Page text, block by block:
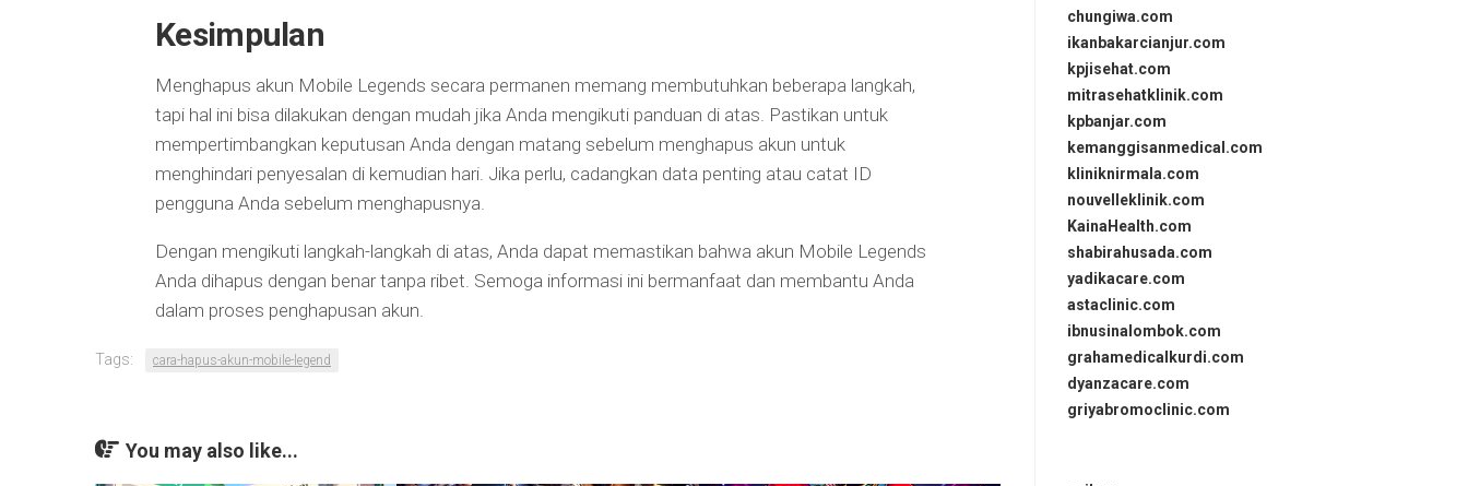
Kesimpulan
Menghapus akun Mobile Legends secara permanen memang membutuhkan beberapa langkah,
tapi hal ini bisa dilakukan dengan mudah jika Anda mengikuti panduan di atas. Pastikan untuk
mempertimbangkan keputusan Anda dengan matang sebelum menghapus akun untuk
menghindari penyesalan di kemudian hari. Jika perlu, cadangkan data penting atau catat ID
pengguna Anda sebelum menghapusnya.
Dengan mengikuti langkah-langkah di atas, Anda dapat memastikan bahwa akun Mobile Legends
Anda dihapus dengan benar tanpa ribet. Semoga informasi ini bermanfaat dan membantu Anda
dalam proses penghapusan akun.
Tags: cara-hapus-akun-mobile-legend
You may also like...
chungiwa.com
ikanbakarcianjur.com
kpjisehat.com
mitrasehatklinik.com
kpbanjar.com
kemanggisanmedical.com
kliniknirmala.com
nouvelleklinik.com
KainaHealth.com
shabirahusada.com
yadikacare.com
astaclinic.com
ibnusinalombok.com
grahamedicalkurdi.com
dyanzacare.com
griyabromoclinic.com